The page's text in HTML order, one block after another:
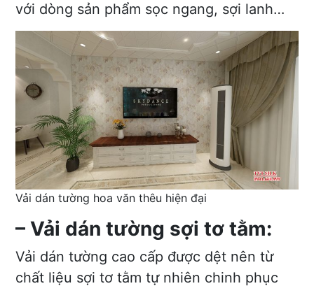
với dòng sản phẩm sọc ngang, sợi lanh…
Vải dán tường hoa văn thêu hiện đại
– Vải dán tường sợi tơ tằm:
Vải dán tường cao cấp được dệt nên từ
chất liệu sợi tơ tằm tự nhiên chinh phục